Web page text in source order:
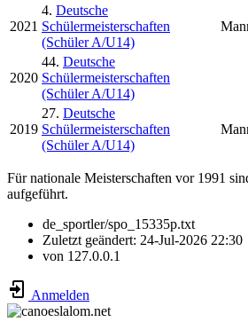
2021
4. Deutsche
Schülermeisterschaften
(Schüler A/U14)
2020
44. Deutsche
Schülermeisterschaften
(Schüler A/U14)
2019
27. Deutsche
Schülermeisterschaften
(Schüler A/U14)
Für nationale Meisterschaften vor 1991
aufgeführt.
de_sportler/spo_15335p.txt
Zuletzt geändert: 24-Jul-2026 22:30
von 127.0.0.1
Anmelden